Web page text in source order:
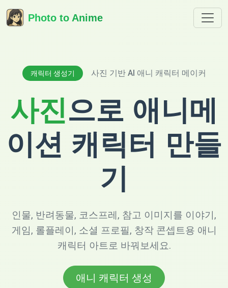
Photo to Anime
캐릭터 생성기 사진 기반 AI 애니 캐릭터 메이커
사진으로 애니메
이션 캐릭터 만들
기
인물, 반려동물, 코스프레, 참고 이미지를 이야기,
게임, 롤플레이, 소셜 프로필, 창작 콘셉트용 애니
캐릭터 아트로 바꿔보세요.
애니 캐릭터 생성